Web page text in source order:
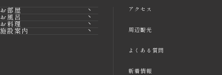
お部屋
お風呂
お料理
施設案内
アクセス
周辺観光
よくある質問
新着情報